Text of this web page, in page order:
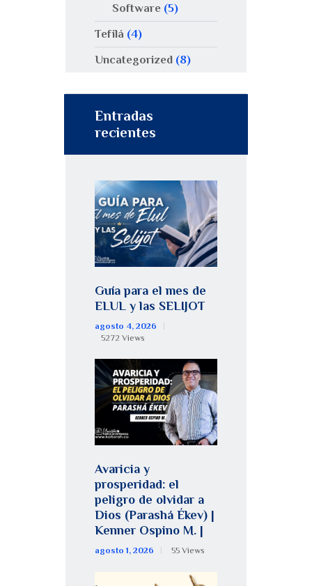
Software(5)
Tefilá (4)
Uncategorized (8)
Entradas
recientes
Guía para el mes de
ELUL y las SELIJOT
agosto 4, 2026
5272 Views
Avaricia y
prosperidad: el
peligro de olvidar a
Dios (Parashá Ékev) |
Kenner Ospino M. |
agosto 1, 2026 55 Views